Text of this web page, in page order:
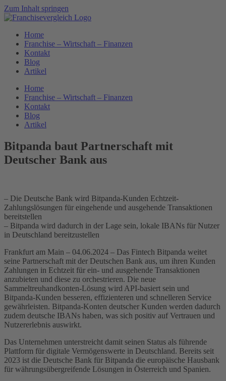
Zum Inhalt springen
Home
Franchise – Wirtschaft – Finanzen
Kontakt
Blog
Artikel
Home
Franchise – Wirtschaft – Finanzen
Kontakt
Blog
Artikel
Bitpanda baut Partnerschaft mit
Deutscher Bank aus
– Die Deutsche Bank wird Bitpanda-Kunden Echtzeit-
Zahlungslösungen für eingehende und ausgehende Transaktionen
bereitstellen
– Bitpanda wird dadurch in der Lage sein, lokale IBANs für Nutzer
in Deutschland bereitzustellen
Frankfurt am Main – 04.06.2024 – Das Fintech Bitpanda weitet
seine Partnerschaft mit der Deutschen Bank aus, um ihren Kunden
Zahlungen in Echtzeit für ein- und ausgehende Transaktionen
anzubieten und diese zu orchestrieren. Die neue
Sammeltreuhandkonten-Lösung wird API-basiert sein und
Bitpanda-Kunden besseren, effizienteren und schnelleren Service
gewährleisten. Bitpanda-Konten deutscher Kunden werden dadurch
zudem deutsche IBANs haben, was sich positiv auf Vertrauen und
Nutzererlebnis auswirkt.
Das Unternehmen unterstreicht damit seinen Status als führende
Plattform für digitale Vermögenswerte in Deutschland. Bereits seit
2023 ist die Deutsche Bank für Bitpanda die europäische Hausbank
für währungsübergreifende Lösungen in Österreich und Spanien.